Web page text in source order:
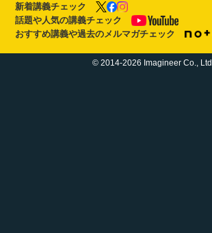
新着講義チェック
話題や人気の講義チェック
おすすめ講義や過去のメルマガチェック
© 2014-2026 Imagineer Co., Ltd.